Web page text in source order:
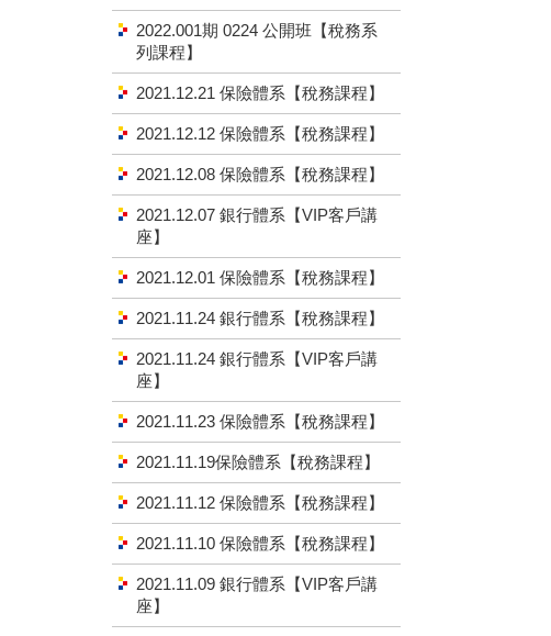
2022.001期 0224 公開班【稅務系
列課程】
2021.12.21 保險體系【稅務課程】
2021.12.12 保險體系【稅務課程】
2021.12.08 保險體系【稅務課程】
2021.12.07 銀行體系【VIP客戶講
座】
2021.12.01 保險體系【稅務課程】
2021.11.24 銀行體系【稅務課程】
2021.11.24 銀行體系【VIP客戶講
座】
2021.11.23 保險體系【稅務課程】
2021.11.19保險體系【稅務課程】
2021.11.12 保險體系【稅務課程】
2021.11.10 保險體系【稅務課程】
2021.11.09 銀行體系【VIP客戶講
座】